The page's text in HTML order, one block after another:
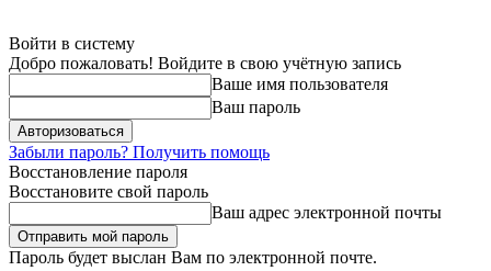
Войти в систему
Добро пожаловать! Войдите в свою учётную запись
Ваше имя пользователя
Ваш пароль
Забыли пароль? Получить помощь
Восстановление пароля
Восстановите свой пароль
Ваш адрес электронной почты
Пароль будет выслан Вам по электронной почте.